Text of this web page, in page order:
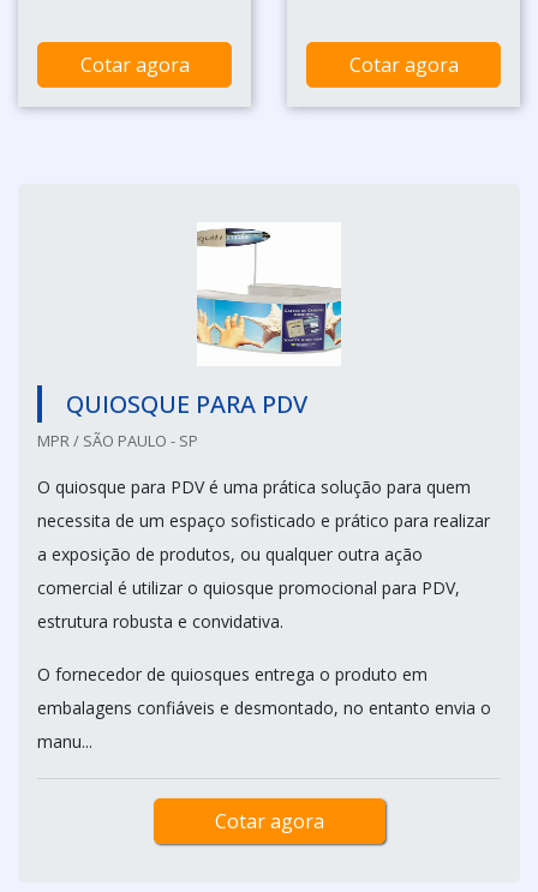
Cotar agora Cotar agora
QUIOSQUE PARA PDV
MPR / SÃO PAULO - SP
O quiosque para PDV é uma prática solução para quem
necessita de um espaço sofisticado e prático para realizar
a exposição de produtos, ou qualquer outra ação
comercial é utilizar o quiosque promocional para PDV,
estrutura robusta e convidativa.
O fornecedor de quiosques entrega o produto em
embalagens confiáveis e desmontado, no entanto envia o
manu...
Cotar agora